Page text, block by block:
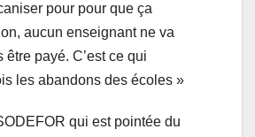
pour pour que ça
aucun enseignant ne va
payé. C’est ce qui
les abandons des écoles »
qui est pointée du